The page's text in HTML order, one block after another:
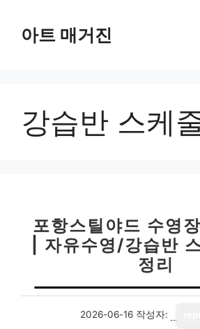
아트 매거진
강습반 스케
포항스틸야드 수영
| 자유수영/강습반
정리
2026-06-16 작성자: